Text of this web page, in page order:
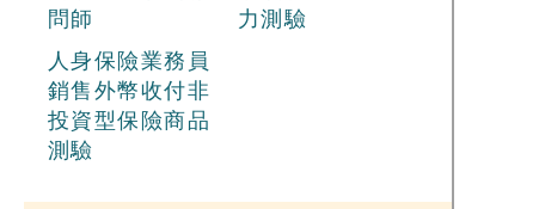
問師
力測驗
人身保險業務員
銷售外幣收付非
投資型保險商品
測驗